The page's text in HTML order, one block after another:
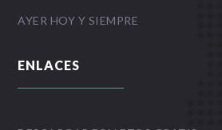
AYER HOY Y SIEMPRE
ENLACES